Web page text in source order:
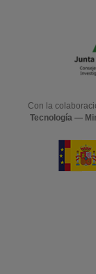
Con la
Tecnología —